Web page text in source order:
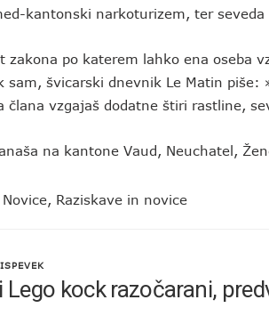
kantonski narkoturizem, ter
zakona po katerem lahko ena oseba
sam, švicarski dnevnik Le Matin piše:
člana vzgajaš dodatne štiri rastline,
na kantone Vaud, Neuchatel,
Novice, Raziskave in novice
Lego kock razočarani,